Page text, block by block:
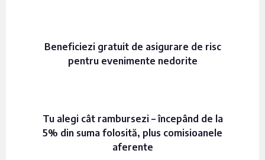
Beneficiezi gratuit de asigurare de risc
pentru evenimente nedorite
Tu alegi cât rambursezi – începând de la
5% din suma folosită, plus comisioanele
aferente